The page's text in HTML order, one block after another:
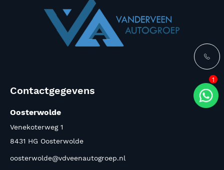
1
Contactgegevens
Oosterwolde
Venekoterweg 1
8431 HG Oosterwolde
oosterwolde@vdveenautogroep.nl